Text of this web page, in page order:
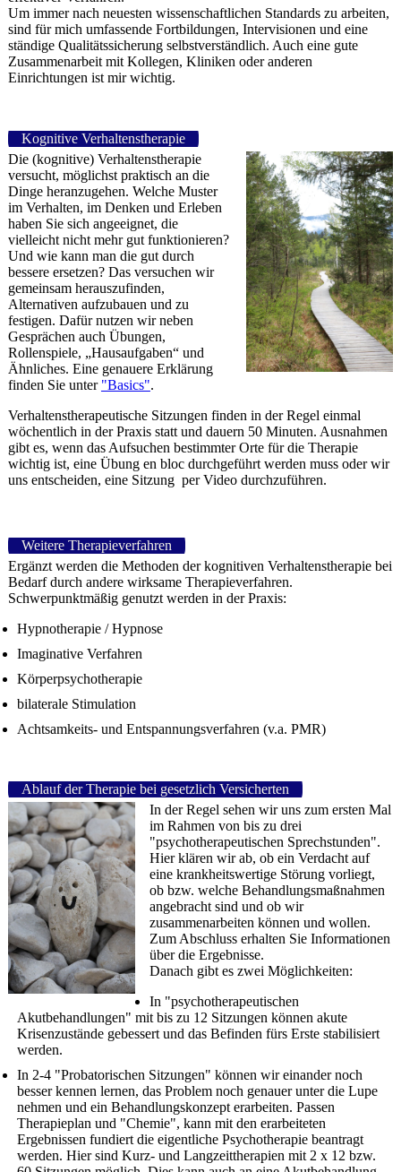
Um immer nach neuesten wissenschaftlichen Standards zu arbeiten,
sind für mich umfassende Fortbildungen, Intervisionen und eine
ständige Qualitätssicherung selbstverständlich. Auch eine gute
Zusammenarbeit mit Kollegen, Kliniken oder anderen
Einrichtungen ist mir wichtig.
Kognitive Verhaltenstherapie
Die (kognitive) Verhaltenstherapie
versucht, möglichst praktisch an die
Dinge heranzugehen. Welche Muster
im Verhalten, im Denken und Erleben
haben Sie sich angeeignet, die
vielleicht nicht mehr gut funktionieren?
Und wie kann man die gut durch
bessere ersetzen? Das versuchen wir
gemeinsam herauszufinden,
Alternativen aufzubauen und zu
festigen. Dafür nutzen wir neben
Gesprächen auch Übungen,
Rollenspiele, „Hausaufgaben“ und
Ähnliches. Eine genauere Erklärung
finden Sie unter "Basics".
Verhaltenstherapeutische Sitzungen finden in der Regel einmal
wöchentlich in der Praxis statt und dauern 50 Minuten. Ausnahmen
gibt es, wenn das Aufsuchen bestimmter Orte für die Therapie
wichtig ist, eine Übung en bloc durchgeführt werden muss oder wir
uns entscheiden, eine Sitzung per Video durchzuführen.
Weitere Therapieverfahren
Ergänzt werden die Methoden der kognitiven Verhaltenstherapie bei
Bedarf durch andere wirksame Therapieverfahren.
Schwerpunktmäßig genutzt werden in der Praxis:
Hypnotherapie / Hypnose
Imaginative Verfahren
Körperpsychotherapie
bilaterale Stimulation
Achtsamkeits- und Entspannungsverfahren (v.a. PMR)
Ablauf der Therapie bei gesetzlich Versicherten
In der Regel sehen wir uns zum ersten Mal
im Rahmen von bis zu drei
"psychotherapeutischen Sprechstunden".
Hier klären wir ab, ob ein Verdacht auf
eine krankheitswertige Störung vorliegt,
ob bzw. welche Behandlungsmaßnahmen
angebracht sind und ob wir
zusammenarbeiten können und wollen.
Zum Abschluss erhalten Sie Informationen
über die Ergebnisse.
Danach gibt es zwei Möglichkeiten:
In "psychotherapeutischen
Akutbehandlungen" mit bis zu 12 Sitzungen können akute
Krisenzustände gebessert und das Befinden fürs Erste stabilisiert
werden.
In 2-4 "Probatorischen Sitzungen" können wir einander noch
besser kennen lernen, das Problem noch genauer unter die Lupe
nehmen und ein Behandlungskonzept erarbeiten. Passen
Therapieplan und "Chemie", kann mit den erarbeiteten
Ergebnissen fundiert die eigentliche Psychotherapie beantragt
werden. Hier sind Kurz- und Langzeittherapien mit 2 x 12 bzw.